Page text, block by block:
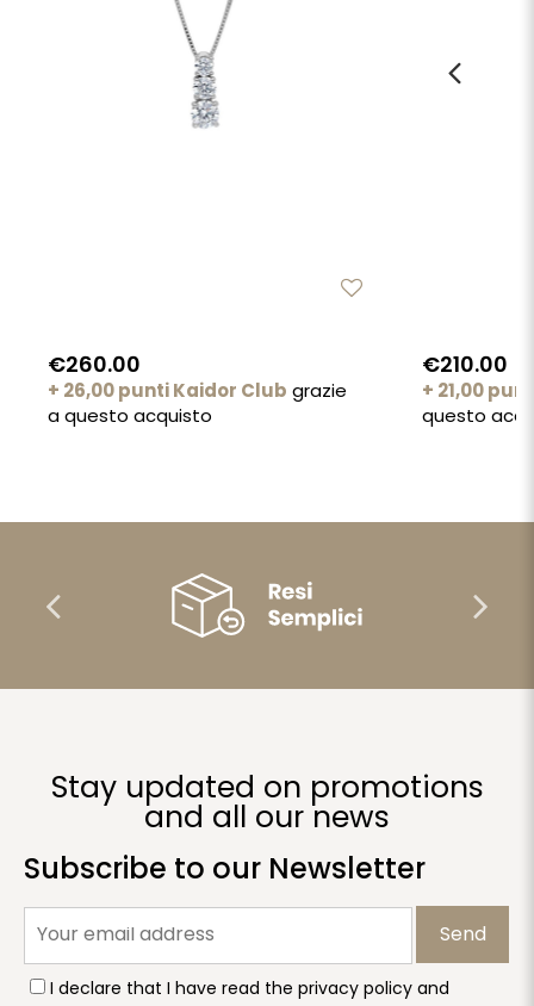
€260.00
+ 26,00 punti Kaidor Club grazie
a questo acquisto
€210.00
+ 21,00
questo
Stay updated on promotions
and all our news
Subscribe to our Newsletter
Send
I declare that I have read the privacy policy and